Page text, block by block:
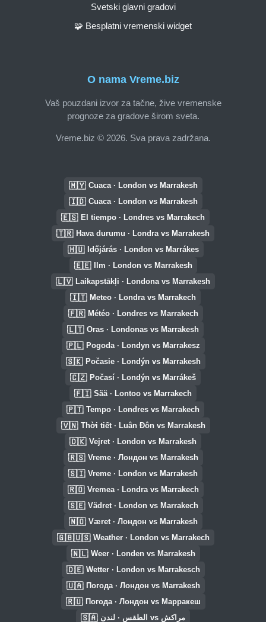
O nama Vreme.biz
Vaš pouzdani izvor za tačne, žive vremenske
prognoze za gradove širom sveta.
Vreme.biz © 2026. Sva prava zadržana.
Svetski glavni gradovi
🧩 Besplatni vremenski widget
🇲🇾 Cuaca · London vs Marrakesh
🇮🇩 Cuaca · London vs Marrakesh
🇪🇸 El tiempo · Londres vs Marrakech
🇹🇷 Hava durumu · Londra vs Marrakesh
🇭🇺 Időjárás · London vs Marrákes
🇪🇪 Ilm · London vs Marrakesh
🇱🇻 Laikapstākļi · Londona vs Marrakesh
🇮🇹 Meteo · Londra vs Marrakech
🇫🇷 Météo · Londres vs Marrakech
🇱🇹 Oras · Londonas vs Marrakesh
🇵🇱 Pogoda · Londyn vs Marrakesz
🇸🇰 Počasie · Londýn vs Marrakesh
🇨🇿 Počasí · Londýn vs Marrákeš
🇫🇮 Sää · Lontoo vs Marrakech
🇵🇹 Tempo · Londres vs Marrakech
🇻🇳 Thời tiết · Luân Đôn vs Marrakesh
🇩🇰 Vejret · London vs Marrakesh
🇷🇸 Vreme · Лондон vs Marrakesh
🇸🇮 Vreme · London vs Marrakesh
🇷🇴 Vremea · Londra vs Marrakech
🇸🇪 Vädret · London vs Marrakech
🇳🇴 Været · Лондон vs Marrakesh
🇬🇧🇺🇸 Weather · London vs Marrakech
🇳🇱 Weer · Londen vs Marrakesh
🇩🇪 Wetter · London vs Marrakesch
🇺🇦 Погода · Лондон vs Marrakesh
🇷🇺 Погода · Лондон vs Марракеш
🇸🇦 الطقس · لندن vs مراكش